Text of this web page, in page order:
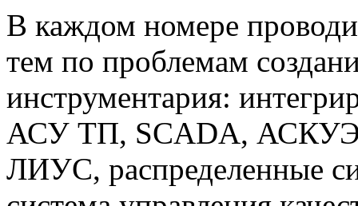
В каждом номере
тем по проблемам
инструментария:
АСУ ТП, SCADA,
ЛИУС, распределенные